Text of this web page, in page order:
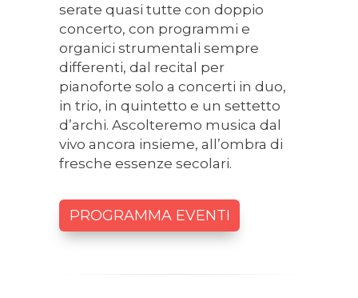
serate quasi tutte con doppio
concerto, con programmi e
organici strumentali sempre
differenti, dal recital per
pianoforte solo a concerti in duo,
in trio, in quintetto e un settetto
d’archi. Ascolteremo musica dal
vivo ancora insieme, all’ombra di
fresche essenze secolari.
PROGRAMMA EVENTI